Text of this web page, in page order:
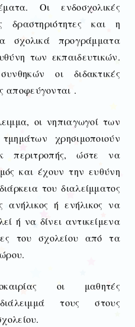
Οι ενδοσχολικές
δραστηριότητες και η
σχολικά προγράμματα
των εκπαιδευτικών.
οι διδακτικές
αποφεύγονται .
οι νηπιαγωγοί των
χρησιμοποιούν
περιτροπής, ώστε να
και έχουν την ευθύνη
του διαλείμματος
ανήλικος ή ενήλικος να
ή να δίνει αντικείμενα
του σχολείου από τα
οι μαθητές
τους στους